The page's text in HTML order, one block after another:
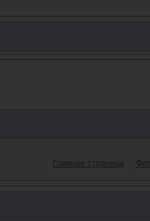
Главная страница